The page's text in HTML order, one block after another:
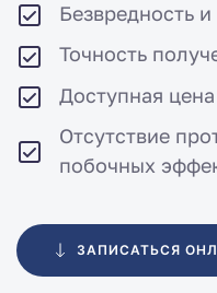
Безвредность
Точность
Доступная цена
Отсутствие
побочных
ЗАПИСАТЬСЯ